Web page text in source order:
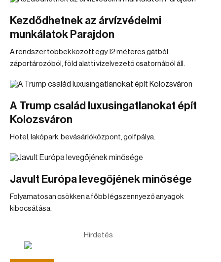
Kezdődhetnek az árvízvédelmi
munkálatok Parajdon
A rendszer többek között egy 12 méteres gátból,
záportározóból, föld alatti vízelvezető csatornából áll.
A Trump család luxusingatlanokat épít
Kolozsváron
Hotel, lakópark, bevásárlóközpont, golfpálya.
Javult Európa levegőjének minősége
Folyamatosan csökken a főbb légszennyező anyagok
kibocsátása.
Hirdetés